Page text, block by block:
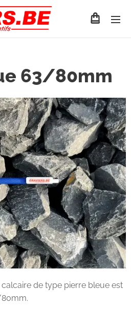
63/80mm
de type pierre bleue est